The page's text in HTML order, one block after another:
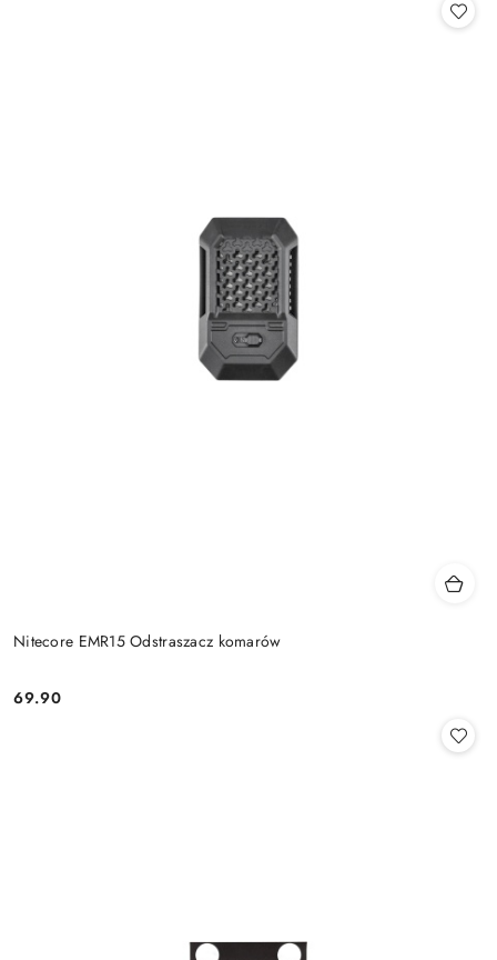
Nitecore EMR15 Odstraszacz komarów
Cena:
69.90